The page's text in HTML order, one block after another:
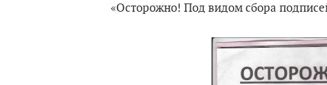
«Осторожно! Под видом сбора